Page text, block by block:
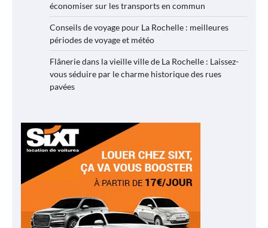
économiser sur les transports en commun
Conseils de voyage pour La Rochelle : meilleures
périodes de voyage et météo
Flânerie dans la vieille ville de La Rochelle : Laissez-
vous séduire par le charme historique des rues
pavées